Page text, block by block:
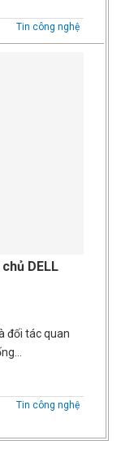
Tin công nghệ
DELL
đối tác quan
Tin công nghệ